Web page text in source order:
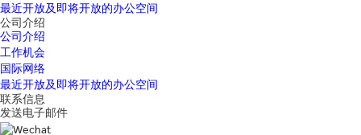
最近开放及即将开放的办公空间
公司介绍
公司介绍
工作机会
国际网络
最近开放及即将开放的办公空间
联系信息
发送电子邮件